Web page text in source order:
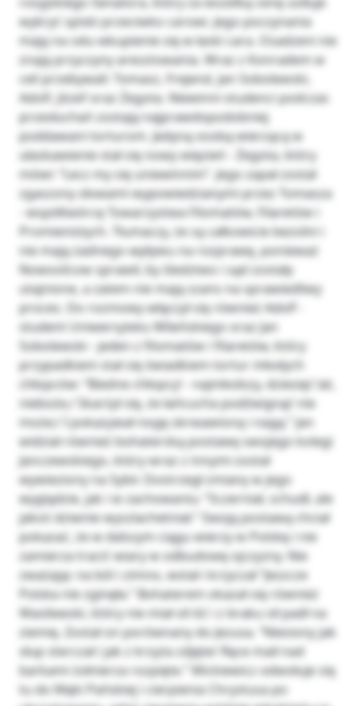
wykryć spiski przeciwko carowi. Jego poczynania
mają na celu wkupienie się w łaski cara. Osadzeni nie
znają przyczyny aresztowania. Wraz z Konradem w
celi przebywali: Tomasz, Frejend, Jan Sobolewski,
Adolf, Józef oraz Żegota. Niewinni studenci podczas
przesłuchań zostają najprawdopodobniej
poddawani torturom. Jedyną osobą wierzącą w
ułaskawienie stał się nowy więzień - Żegota, który
mówi: “Lecz my się uniewinnim”. Jego zapał został
zgaszony słowami wypowiedzianymi przez Tomasza
- współtwórcę Towarzystwa Filomatów, Filaretów i
Promienistych. Tłumaczy, że są całkowicie bezsilni i
nie mają żadnego wpływu na rozprawę, ponieważ
Nowosilcow sprawił, by śledztwo i sąd zostały
utajnione, a zatem nie mają szans na sprawiedliwy
proces. Do rozmowy włączył się również Adolf -
student Uniwersytetu Wileńskiego oraz Jan
Sobolewski - jeden z filomatów i filaretów, który
przypadkiem stał się świadkiem tortur młodych
chłopców: “Biedne chłopcy! - najmłodszy, dziesięć lat,
nieboże,/ Skarżył się, że łańcucha podźwignąć nie
może;/ I pokazywał nogę skrwawioną i nagą.” Jan
widział również bohaterską postawę swojego kolegi
Janczewskiego, który wraz z innymi został
wywieziony na Sybir. Dostrzegł zmiany w jego
wyglądzie, jak i w zachowaniu: “Sczerniał, schudł, ale
jakoś dziwnie wyszlachetniał.” Swoją postawą chciał
pokazać, że w dalszym ciągu wierzy w Polskę i nie
zamierza tracić wiary w odbudowę ojczyzny. Nie
zważając na ból i zimno, wstał i krzyczał “Jeszcze
Polska nie zginęła.” Bohaterem okazał się również
Wasilewski, który nie miał sił iść i z braku sił padł na
ziemię. Został on porównany do Jezusa. “Niesiony jak
słup sterczał i jak z krzyża zdjęte/ Ręce maił nad
barkami żołnierza rozpięte.” Mickiewicz odwołuje się
tu do Męki Pańskiej i cierpienia Chrystusa po